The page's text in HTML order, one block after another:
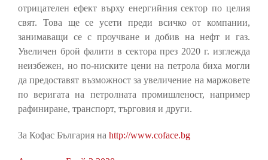
отрицателен ефект върху енергийния сектор по целия
свят. Това ще се усети преди всичко от компании,
занимаващи се с проучване и добив на нефт и газ.
Увеличен брой фалити в сектора през 2020 г. изглежда
неизбежен, но по-ниските цени на петрола биха могли
да предоставят възможност за увеличение на маржовете
по веригата на петролната промишленост, например
рафиниране, транспорт, търговия и други.
За Кофас България на http://www.coface.bg